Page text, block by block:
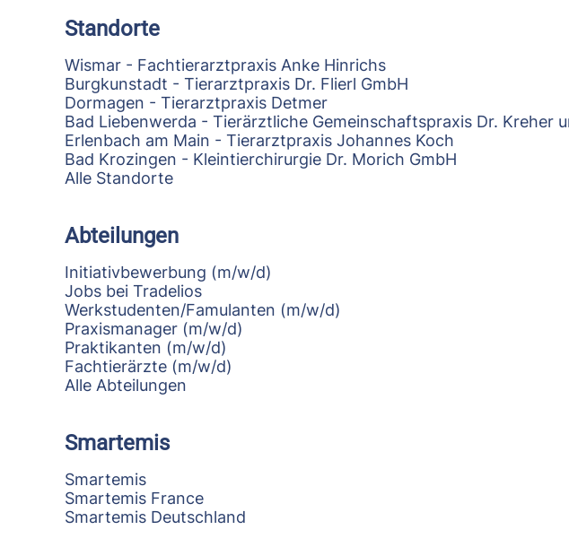
Standorte
Wismar - Fachtierarztpraxis Anke Hinrichs
Burgkunstadt - Tierarztpraxis Dr. Flierl GmbH
Dormagen - Tierarztpraxis Detmer
Bad Liebenwerda - Tierärztliche Gemeinschaftspraxis Dr. Kreher
Erlenbach am Main - Tierarztpraxis Johannes Koch
Bad Krozingen - Kleintierchirurgie Dr. Morich GmbH
Alle Standorte
Abteilungen
Initiativbewerbung (m/w/d)
Jobs bei Tradelios
Werkstudenten/Famulanten (m/w/d)
Praxismanager (m/w/d)
Praktikanten (m/w/d)
Fachtierärzte (m/w/d)
Alle Abteilungen
Smartemis
Smartemis
Smartemis France
Smartemis Deutschland